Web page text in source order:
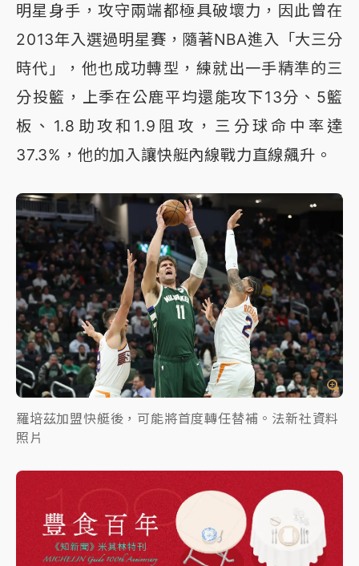
明星身手，攻守兩端都極具破壞力，因此曾在
2013年入選過明星賽，隨著NBA進入「大三分
時代」，他也成功轉型，練就出一手精準的三
分投籃，上季在公鹿平均還能攻下13分、5籃
板、1.8助攻和1.9阻攻，三分球命中率達
37.3%，他的加入讓快艇內線戰力直線飆升。
羅培茲加盟快艇後，可能將首度轉任替補。法新社資料
照片